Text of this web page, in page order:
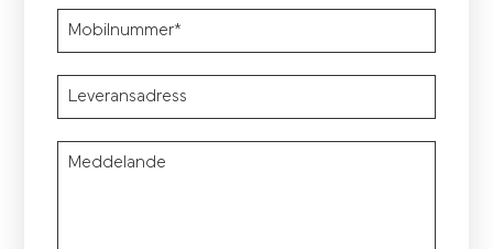
Mobilnummer*
Leveransadress
Meddelande